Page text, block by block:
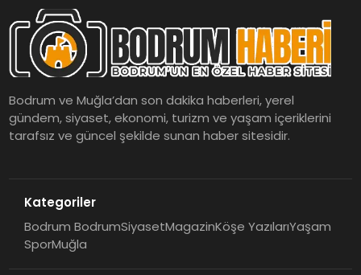
Bodrum ve Muğla’dan son dakika haberleri, yerel
gündem, siyaset, ekonomi, turizm ve yaşam içeriklerini
tarafsız ve güncel şekilde sunan haber sitesidir.
Kategoriler
Bodrum BodrumSiyasetMagazinKöşe YazılarıYaşam
SporMuğla